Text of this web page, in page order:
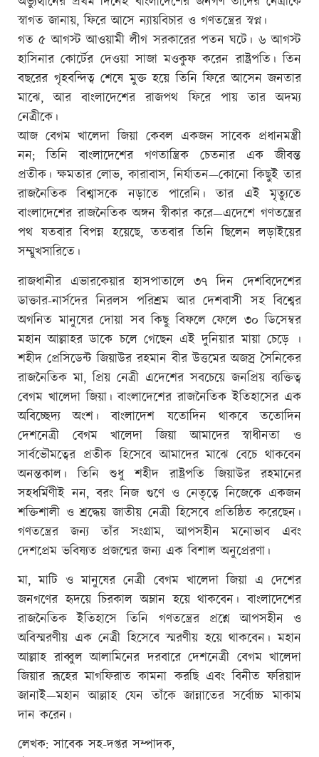
স্বাগত জানায়, ফিরে আসে ন্যায়বিচার ও গণতন্ত্রের স্বপ্ন।
গত ৫ আগস্ট আওয়ামী লীগ সরকারের পতন ঘটে। ৬ আগস্ট
হাসিনার কোর্টের দেওয়া সাজা মওকুফ করেন রাষ্ট্রপতি। তিন
বছরের গৃহবন্দিত্ব শেষে মুক্ত হয়ে তিনি ফিরে আসেন জনতার
মাঝে, আর বাংলাদেশের রাজপথ ফিরে পায় তার অদম্য
নেত্রীকে।
আজ বেগম খালেদা জিয়া কেবল একজন সাবেক প্রধানমন্ত্রী
নন; তিনি বাংলাদেশের গণতান্ত্রিক চেতনার এক জীবন্ত
প্রতীক। ক্ষমতার লোভ, কারাবাস, নির্যাতন—কোনো কিছুই তার
রাজনৈতিক বিশ্বাসকে নড়াতে পারেনি। তার এই মৃত্যুতে
বাংলাদেশের রাজনৈতিক অঙ্গন স্বীকার করে—এদেশে গণতন্ত্রের
পথ যতবার বিপন্ন হয়েছে, ততবার তিনি ছিলেন লড়াইয়ের
সম্মুখসারিতে।
রাজধানীর এভারকেয়ার হাসপাতালে ৩৭ দিন দেশবিদেশের
ডাক্তার-নার্সদের নিরলস পরিশ্রম আর দেশবাসী সহ বিশ্বের
অগনিত মানুষের দোয়া সব কিছু বিফলে ফেলে ৩০ ডিসেম্বর
মহান আল্লাহর ডাকে চলে গেছেন এই দুনিয়ার মায়া চেড়ে ।
শহীদ প্রেসিডেন্ট জিয়াউর রহমান বীর উত্তমের অজস্র সৈনিকের
রাজনৈতিক মা, প্রিয় নেত্রী এদেশের সবচেয়ে জনপ্রিয় ব্যক্তিত্ব
বেগম খালেদা জিয়া। বাংলাদেশের রাজনৈতিক ইতিহাসের এক
অবিচ্ছেদ্য অংশ। বাংলাদেশ যতোদিন থাকবে ততোদিন
দেশনেত্রী বেগম খালেদা জিয়া আমাদের স্বাধীনতা ও
সার্বভৌমত্বের প্রতীক হিসেবে আমাদের মাঝে বেচে থাকবেন
অনন্তকাল। তিনি শুধু শহীদ রাষ্ট্রপতি জিয়াউর রহমানের
সহধর্মিণীই নন, বরং নিজ গুণে ও নেতৃত্বে নিজেকে একজন
শক্তিশালী ও শ্রদ্ধেয় জাতীয় নেত্রী হিসেবে প্রতিষ্ঠিত করেছেন।
গণতন্ত্রের জন্য তাঁর সংগ্রাম, আপসহীন মনোভাব এবং
দেশপ্রেম ভবিষ্যত প্রজন্মের জন্য এক বিশাল অনুপ্রেরণা।
মা, মাটি ও মানুষের নেত্রী বেগম খালেদা জিয়া এ দেশের
জনগণের হৃদয়ে চিরকাল অম্লান হয়ে থাকবেন। বাংলাদেশের
রাজনৈতিক ইতিহাসে তিনি গণতন্ত্রের প্রশ্নে আপসহীন ও
অবিস্মরণীয় এক নেত্রী হিসেবে স্মরণীয় হয়ে থাকবেন। মহান
আল্লাহ রাব্বুল আলামিনের দরবারে দেশনেত্রী বেগম খালেদা
জিয়ার রূহের মাগফিরাত কামনা করছি এবং বিনীত ফরিয়াদ
জানাই—মহান আল্লাহ যেন তাঁকে জান্নাতের সর্বোচ্চ মাকাম
দান করেন।
লেখক: সাবেক সহ-দপ্তর সম্পাদক,